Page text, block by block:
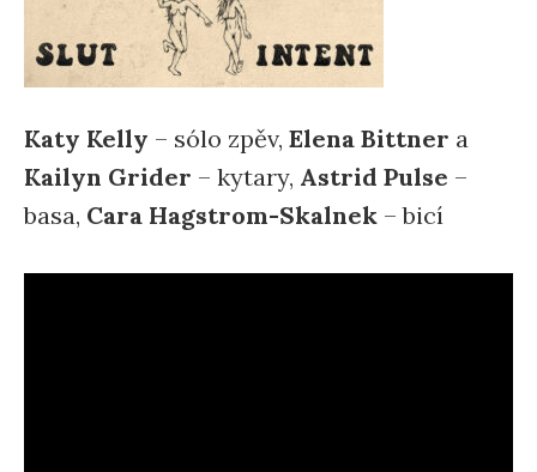
Katy Kelly – sólo zpěv, Elena Bittner a
Kailyn Grider – kytary, Astrid Pulse –
basa, Cara Hagstrom-Skalnek – bicí